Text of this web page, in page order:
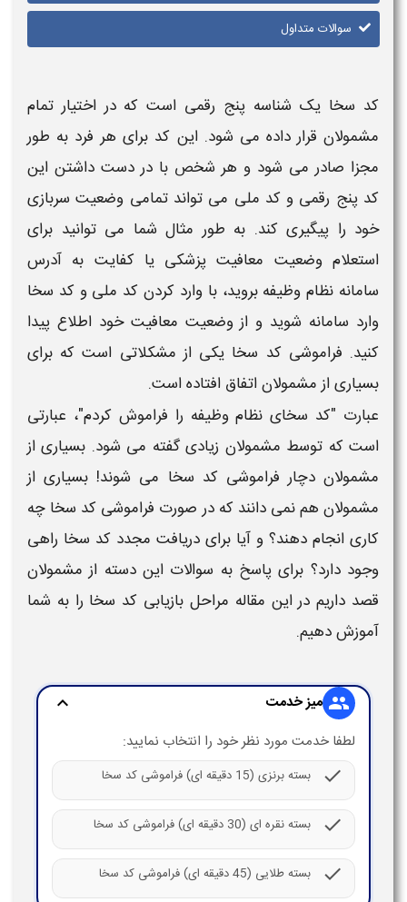
سوالات متداول
کد سخا یک شناسه پنج رقمی است که در اختیار تمام
مشمولان قرار داده می شود. این کد برای هر فرد به طور
مجزا صادر می شود و هر شخص با در دست داشتن این
کدپنج رقمی و کد ملی می تواند تمامی وضعیت سربازی
خود را پیگیری کند. به طور مثال شما می توانید برای
استعلام وضعیت معافیت پزشکی یا کفایت به آدرس
سامانه نظام وظیفهبروید، با وارد کردن کد ملی و کد سخا
وارد سامانه شوید و از وضعیت معافیت خود اطلاع پیدا
کنید. فراموشی کد سخا یکی از مشکلاتی است که برای
بسیاری از مشمولان اتفاق افتاده است.
عبارت "کد سخای نظام وظیفه را فراموش کردم"، عبارتی
است که توسط مشمولان زیادی گفته می شود. بسیاری از
مشمولاندچار فراموشی کد سخا می شوند! بسیاری از
مشمولان هم نمی دانند که در صورت فراموشی کد سخا چه
کاری انجام دهند؟ و آیا برای دریافت مجدد کد سخا راهی
وجود دارد؟ برای پاسخ به سوالات این دسته از مشمولان
قصد داریم در این مقاله مراحل بازیابی کد سخا را به شما
آموزش دهیم.
group میز خدمت expand_more
لطفا خدمت مورد نظر خود را انتخاب نمایید:
check بسته برنزی (15 دقیقه ای) فراموشی کد سخا
check بسته نقره ای (30 دقیقه ای) فراموشی کد سخا
check بسته طلایی (45 دقیقه ای) فراموشی کد سخا